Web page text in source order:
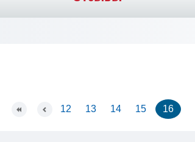
12 13 14 15 16